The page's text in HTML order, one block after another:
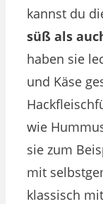
kannst du
süß als
haben sie
und Käse
wie
sie zum
mit
klassisch